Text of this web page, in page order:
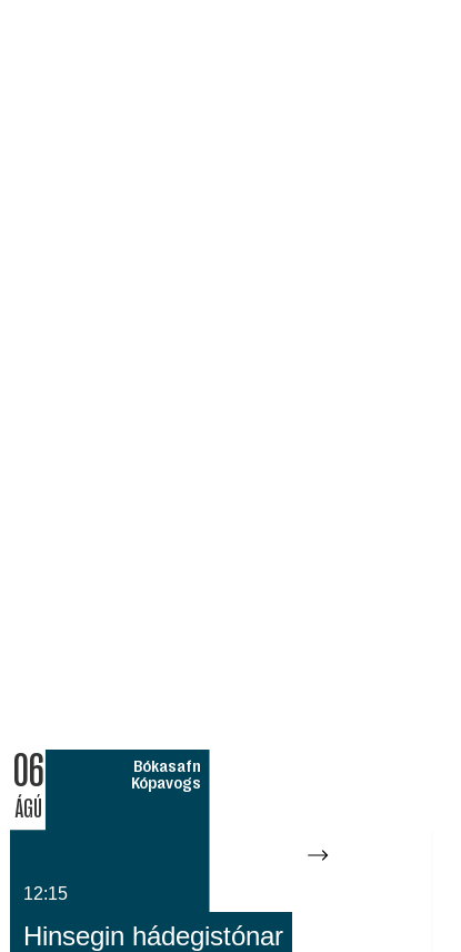
06
ÁGÚ
Bókasafn
Kópavogs
12:15
Hinsegin hádegistónar